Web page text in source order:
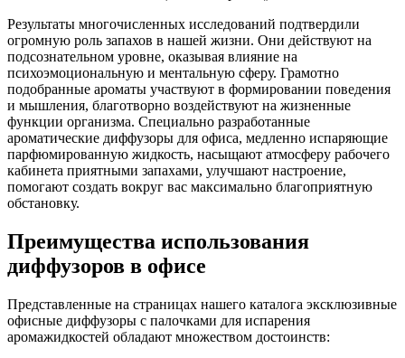
Результаты многочисленных исследований подтвердили
огромную роль запахов в нашей жизни. Они действуют на
подсознательном уровне, оказывая влияние на
психоэмоциональную и ментальную сферу. Грамотно
подобранные ароматы участвуют в формировании поведения
и мышления, благотворно воздействуют на жизненные
функции организма. Специально разработанные
ароматические диффузоры для офиса, медленно испаряющие
парфюмированную жидкость, насыщают атмосферу рабочего
кабинета приятными запахами, улучшают настроение,
помогают создать вокруг вас максимально благоприятную
обстановку.
Преимущества использования
диффузоров в офисе
Представленные на страницах нашего каталога эксклюзивные
офисные диффузоры с палочками для испарения
аромажидкостей обладают множеством достоинств: